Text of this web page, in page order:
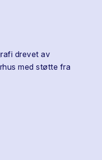
drevet av
med støtte fra